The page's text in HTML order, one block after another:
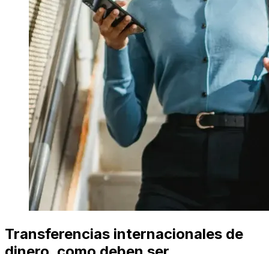
Transferencias internacionales de